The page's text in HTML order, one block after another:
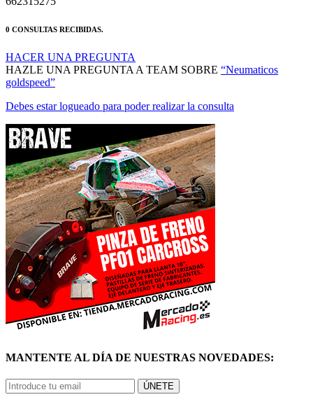
0 CONSULTAS RECIBIDAS.
HACER UNA PREGUNTA
HAZLE UNA PREGUNTA A TEAM SOBRE “Neumaticos
goldspeed”
Debes estar logueado para poder realizar la consulta
MANTENTE AL DÍA DE NUESTRAS NOVEDADES:
ÚNETE